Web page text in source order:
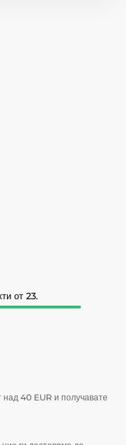
от 23.
над 40 EUR и получавате